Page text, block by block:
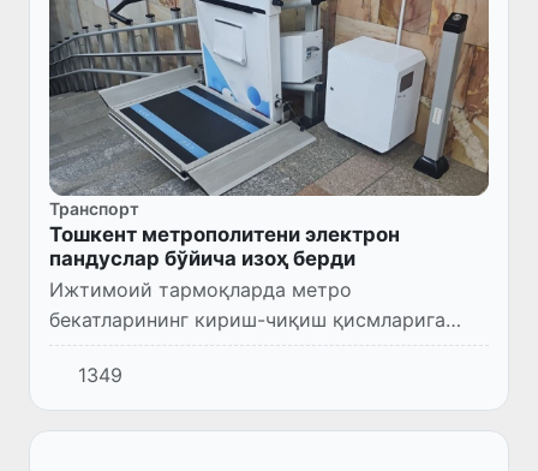
Транспорт
Тошкент метрополитени электрон
пандуслар бўйича изоҳ берди
Ижтимоий тармоқларда метро
бекатларининг кириш-чиқиш қисмларига
ўрнатилган пандуслар ишламаётгани ҳамда
улардан фойдаланишда ноқулайликлар
мавжудлиги ҳақида хабарлар тарқалиши
1349